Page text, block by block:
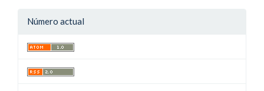
Número actual